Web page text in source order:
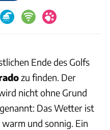
Ende des Golfs
zu finden. Der
nicht ohne Grund
Das Wetter ist
und sonnig. Ein